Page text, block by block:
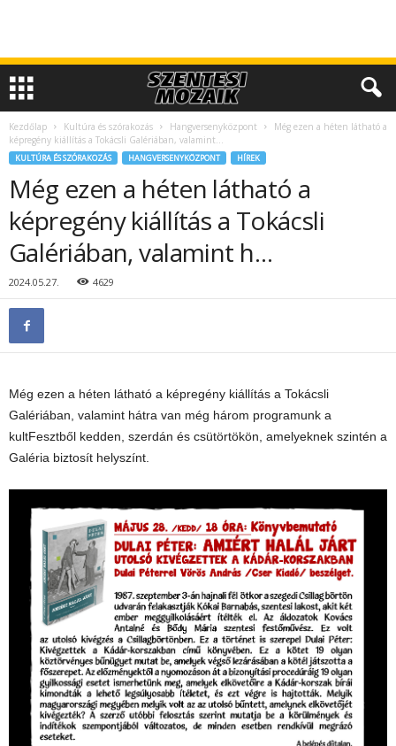
Kezdőlap Kultúra és szórakozás Hangversenyközpont
Még ezen a héten látható a
képregény kiállítás a Tokácsli Galériában, valamint...
KULTÚRA ÉS SZÓRAKOZÁS HANGVERSENYKÖZPONT HÍREK
Még ezen a héten látható a
képregény kiállítás a Tokácsli
Galériában, valamint h…
2024.05.27. 4629
Még ezen a héten látható a képregény kiállítás a Tokácsli
Galériában, valamint hátra van még három programunk a
kultFesztből kedden, szerdán és csütörtökön, amelyeknek szintén a
Galéria biztosít helyszínt.